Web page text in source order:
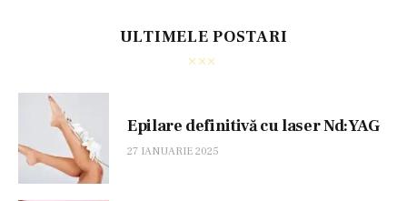
ULTIMELE POSTARI
Epilare definitivă cu laser Nd:YAG
27 IANUARIE 2025